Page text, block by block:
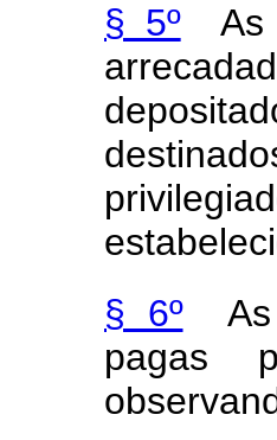
§ 5ºAs
§ 6ºAs
pagas